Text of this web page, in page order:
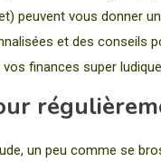
peuvent vous donner
et des conseils
vos finances super
un peu comme se